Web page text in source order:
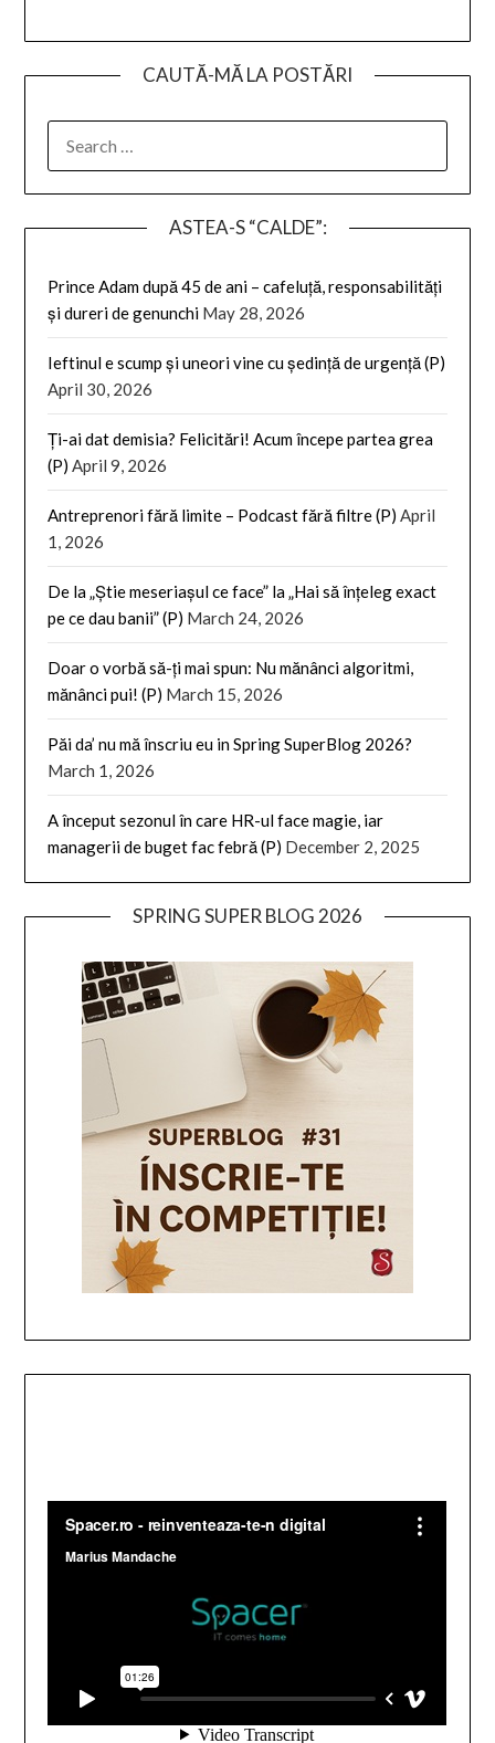
CAUTĂ-MĂ LA POSTĂRI
FOR:
ASTEA-S “CALDE”:
Prince Adam după 45 de ani – cafeluță, responsabilități
și dureri de genunchi May 28, 2026
Ieftinul e scump și uneori vine cu ședință de urgență (P)
April 30, 2026
Ți-ai dat demisia? Felicitări! Acum începe partea grea
(P) April 9, 2026
Antreprenori fără limite – Podcast fără filtre (P) April
1, 2026
De la „Știe meseriașul ce face” la „Hai să înțeleg exact
pe ce dau banii” (P) March 24, 2026
Doar o vorbă să-ți mai spun: Nu mănânci algoritmi,
mănânci pui! (P) March 15, 2026
Păi da’ nu mă înscriu eu in Spring SuperBlog 2026?
March 1, 2026
A început sezonul în care HR-ul face magie, iar
managerii de buget fac febră (P) December 2, 2025
SPRING SUPER BLOG 2026